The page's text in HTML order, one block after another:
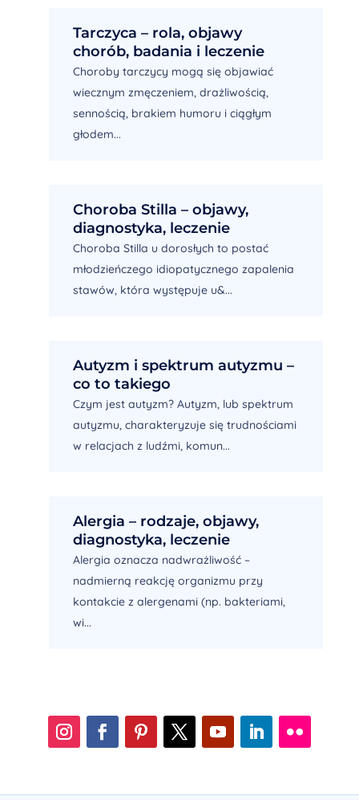
Tarczyca – rola, objawy
chorób, badania i leczenie
Choroby tarczycy mogą się objawiać
wiecznym zmęczeniem, drażliwością,
sennością, brakiem humoru i ciągłym
głodem...
Choroba Stilla – objawy,
diagnostyka, leczenie
Choroba Stilla u dorosłych to postać
młodzieńczego idiopatycznego zapalenia
stawów, która występuje u&...
Autyzm i spektrum autyzmu –
co to takiego
Czym jest autyzm? Autyzm, lub spektrum
autyzmu, charakteryzuje się trudnościami
w relacjach z ludźmi, komun...
Alergia – rodzaje, objawy,
diagnostyka, leczenie
Alergia oznacza nadwrażliwość –
nadmierną reakcję organizmu przy
kontakcie z alergenami (np. bakteriami,
wi...